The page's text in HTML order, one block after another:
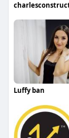
Luffy ban